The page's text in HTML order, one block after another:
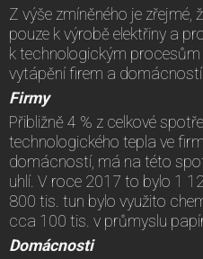
Z výše zmíněného je zřejmé,
pouze k výrobě elektřiny a
k technologickým
vytápění firem a domácností.
Firmy
Přibližně 4 % z celkové
technologického tepla ve
domácností, má na této
uhlí. V roce 2017 to bylo 1
800 tis. tun bylo využito
cca 100 tis. v průmyslu
Domácnosti